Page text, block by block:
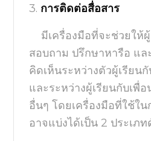
3. การติดต่อสื่อสาร
มีเครื่องมือที่จะช่วยให้
สอบถาม ปรึกษาหารือ แล
คิดเห็นระหว่างตัวผู้เรียน
และระหว่างผู้เรียนกับเพื่
อื่นๆ โดยเครื่องมือที่ใช้ใ
อาจแบ่งได้เป็น 2 ประเภ